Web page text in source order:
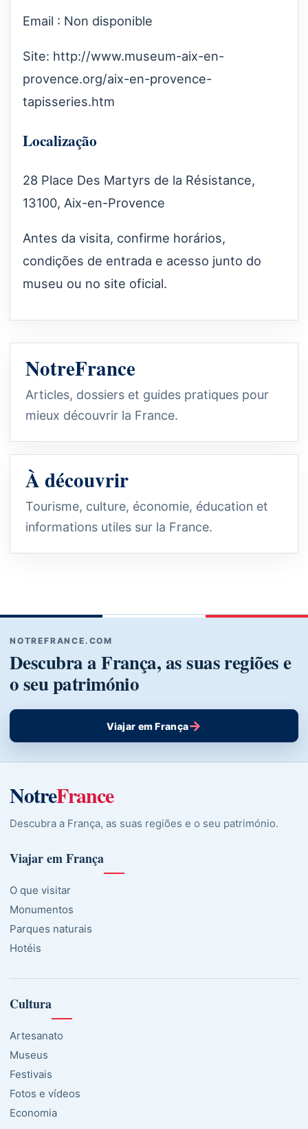
Email : Non disponible
Site: http://www.museum-aix-en-
provence.org/aix-en-provence-
tapisseries.htm
Localização
28 Place Des Martyrs de la Résistance,
13100, Aix-en-Provence
Antes da visita, confirme horários,
condições de entrada e acesso junto do
museu ou no site oficial.
NotreFrance
Articles, dossiers et guides pratiques pour
mieux découvrir la France.
À découvrir
Tourisme, culture, économie, éducation et
informations utiles sur la France.
NOTREFRANCE.COM
Descubra a França, as suas regiões e
o seu património
Viajar em França→
NotreFrance
Descubra a França, as suas regiões e o seu património.
Viajar em França
O que visitar
Monumentos
Parques naturais
Hotéis
Cultura
Artesanato
Museus
Festivais
Fotos e vídeos
Economia